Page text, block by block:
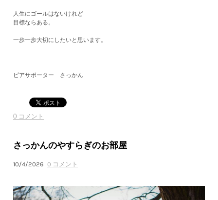
人生にゴールはないけれど
目標ならある。
一歩一歩大切にしたいと思います。
ピアサポーター さっかん
0 コメント
さっかんのやすらぎのお部屋
10/4/2026 0 コメント